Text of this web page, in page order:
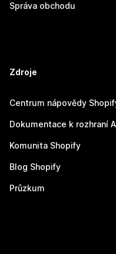
Správa obchodu
Zdroje
Centrum nápovědy
Dokumentace k rozhraní
Komunita Shopify
Blog Shopify
Průzkum